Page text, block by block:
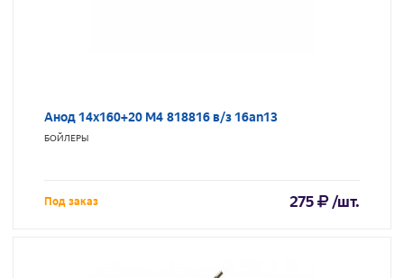
Анод 14х160+20 М4 818816 в/з 16an13
БОЙЛЕРЫ
Под заказ 275 /шт.